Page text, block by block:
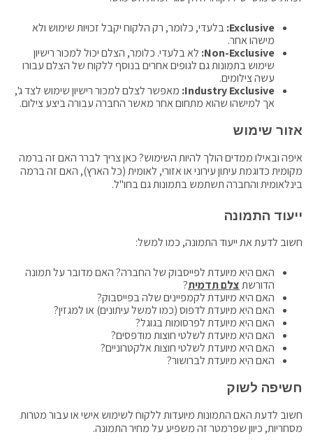
Exclusive: בלעדי, כלומר, רק הלקוח יקבל זכויות שימוש ולא
מישהו אחר.
Non-Exclusive: לא בלעדי. כלומר, הצלם יכול למכור רישיון
שימוש בתמונות גם לגופים אחרים בנוסף ללקוח של הצלם עבורו
עשה צילומים.
Industry Exclusive: מאפשר לצלם למכור רישיון שימוש לצד ג',
אך למישהו שהוא מתחום אחר מאשר החברה עבורה ביצע צילום.
אזור שימוש
איפה ובאילו ממדים הולך להיות השימוש? כאן צריך לברר האם זה ברמה
מקומית כדוגמת עיתון עירוני או אזורי, לאומית (כל הארץ), האם זה ברמה
בינלאומית והחברה תשתמש בתמונות גם בחו"ל.
ייעוד התמונה
חשוב לדעת את ייעוד התמונה, כמו למשל:
האם היא מיועדת לפייסבוק של החברה? האם מדובר על תמונה
הדורשתצלם תדמית?
האם היא מיועדת לקמפיינים שלה בפייסבוק?
האם היא מיועדת לדפוס (כמו למשל עיתונים) או למגזין?
האם היא מיועדת לפרסומות בגוגל?
האם היא מיועדת לשלטי חוצות מודפסים?
האם היא מיועדת לשלטי חוצות אלקטרוניים?
האם היא מיועדת לברושור?
חשיפה לשוק
חשוב לדעת האם התמונות מיועדות ללקוח לשימוש אישי או עבור מטרות
מסחריות, כיוון שפרמטר זה משפיע על מחיר התמונה.